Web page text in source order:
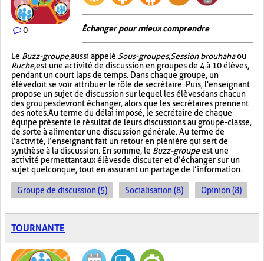
0 Échanger pour mieux comprendre
Le Buzz-groupe,aussi appelé Sous-groupes,Session brouhahaou
Ruche,est une activité de discussion en groupes de 4 à 10 élèves,
pendant un court laps de temps. Dans chaque groupe, un
élève doit se voir attribuer le rôle de secrétaire. Puis, l'enseignant
propose un sujet de discussion sur lequel les élèves dans chacun
des groupes devront échanger, alors que les secrétaires prennent
des notes. Au terme du délai imposé, le secrétaire de chaque
équipe présente le résultat de leurs discussions au groupe-classe,
de sorte à alimenter une discussion générale. Au terme de
l’activité, l’enseignant fait un retour en plénière qui sert de
synthèse à la discussion. En somme, le Buzz-groupeest une
activité permettant aux élèves de discuter et d’échanger sur un
sujet quelconque, tout en assurant un partage de l’information.
Groupe de discussion (5) Socialisation (8) Opinion (8)
TOURNANTE